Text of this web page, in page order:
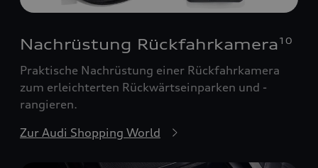
Nachrüstung Rückfahrkamera 10
Praktische Nachrüstung einer Rückfahrkamera
zum erleichterten Rückwärtseinparken und -
rangieren.
Zur Audi Shopping World